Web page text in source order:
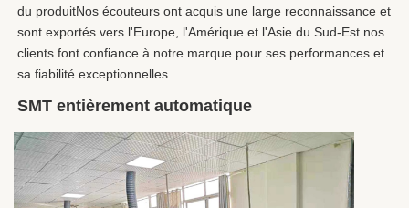
du produitNos écouteurs ont acquis une large reconnaissance et
sont exportés vers l'Europe, l'Amérique et l'Asie du Sud-Est.nos
clients font confiance à notre marque pour ses performances et
sa fiabilité exceptionnelles.
SMT entièrement automatique